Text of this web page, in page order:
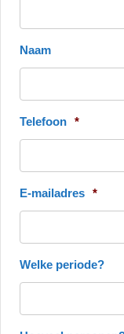
Naam
Telefoon *
E-mailadres *
Welke periode?